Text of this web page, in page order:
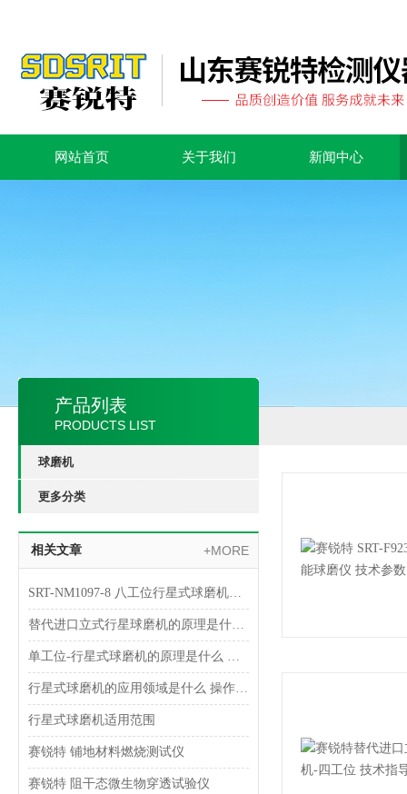
网站首页 关于我们 新闻中心
产品列表
PRODUCTS LIST
球磨机
更多分类
相关文章 +MORE
SRT-NM1097-8 八工位行星式球磨机的简单介绍 提供技术指导
替代进口立式行星球磨机的原理是什么 测试稳定 山东赛锐特
单工位-行星式球磨机的原理是什么 质量保证 山东赛锐特
行星式球磨机的应用领域是什么 操作简单易学 山东赛锐特
行星式球磨机适用范围
赛锐特 铺地材料燃烧测试仪
赛锐特 阻干态微生物穿透试验仪